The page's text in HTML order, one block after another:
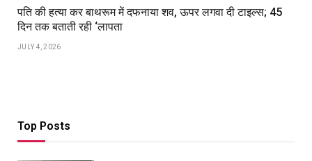
पति की हत्या कर बाथरूम में दफनाया शव, ऊपर लगवा दी टाइल्स; 45
दिन तक बताती रही ‘लापता
JULY 4, 2026
Top Posts